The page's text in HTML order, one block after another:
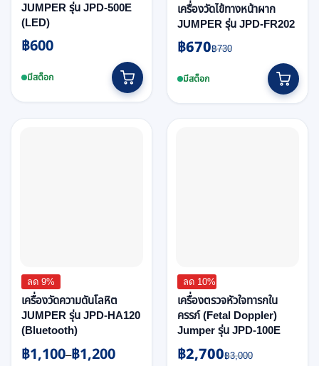
JUMPER รุ่น JPD-500E
(LED)
฿600
มีสต็อก
เครื่องวัดไข้ทางหน้าผาก
JUMPER รุ่น JPD-FR202
฿730
Original
was:
฿670
Current
is:มีสต็อก
ลด 9%
เครื่องวัดความดันโลหิต
JUMPER รุ่น JPD-HA120
(Bluetooth)
฿1,100–฿1,200
Price
ลด 10%
เครื่องตรวจหัวใจทารกใน
ครรภ์ (Fetal Doppler)
Jumper รุ่น JPD-100E
฿3,000
Original
฿2,700
Current